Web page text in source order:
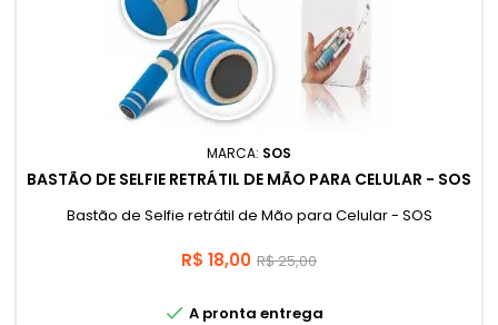
MARCA: SOS
BASTÃO DE SELFIE RETRÁTIL DE MÃO PARA CELULAR - SOS
Bastão de Selfie retrátil de Mão para Celular - SOS
Preço
R$ 18,00 Preço
R$ 25,00
 A pronta entrega